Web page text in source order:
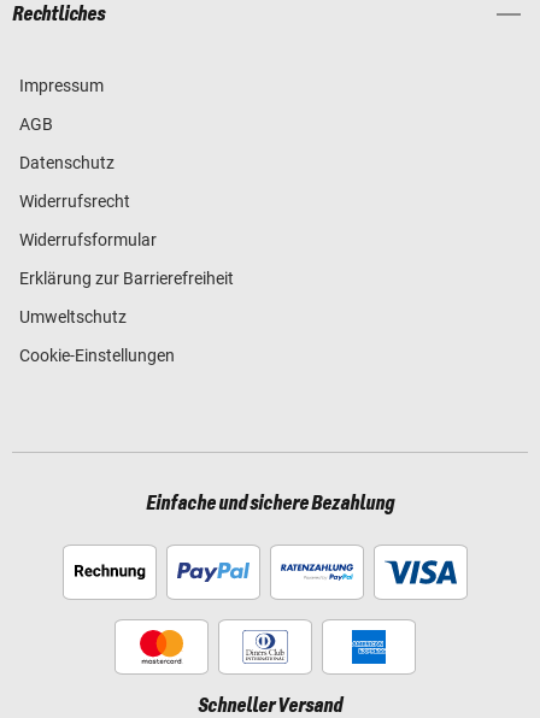
Rechtliches
Impressum
AGB
Datenschutz
Widerrufsrecht
Widerrufsformular
Erklärung zur Barrierefreiheit
Umweltschutz
Cookie-Einstellungen
Einfache und sichere Bezahlung
Schneller Versand